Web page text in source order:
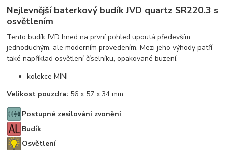
Nejlevnější baterkový budík JVD quartz SR220.3 s
osvětlením
Tento budík JVD hned na první pohled upoutá především
jednoduchým, ale moderním provedením. Mezi jeho výhody patří
také například osvětlení číselníku, opakované buzení.
kolekce MINI
Velikost pouzdra: 56 x 57 x 34 mm
Postupné zesilování zvonění
Budík
Osvětlení